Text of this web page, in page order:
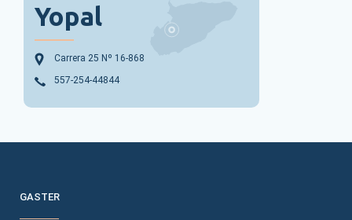
Yopal
Carrera 25 Nº 16-868
557-254-44844
GASTER